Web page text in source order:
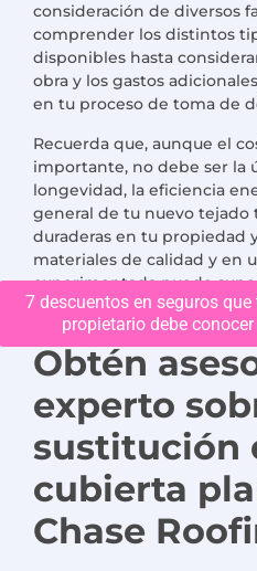
consideración de diversos
comprender los distintos
disponibles hasta
obra y los gastos
en tu proceso de toma de
Recuerda que, aunque el
importante, no debe ser la
longevidad, la eficiencia
general de tu nuevo tejado
duraderas en tu propiedad
materiales de calidad y en
experimentada puede
ahorro y satisfacción a largo
Obtén
experto
sustitución
cubierta
Chase
7 descuentos en seguros que
propietario debe conocer